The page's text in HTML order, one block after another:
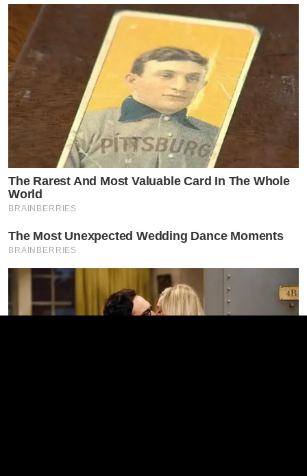
The Rarest And Most Valuable Card In The Whole
World
BRAINBERRIES
The Most Unexpected Wedding Dance Moments
BRAINBERRIES